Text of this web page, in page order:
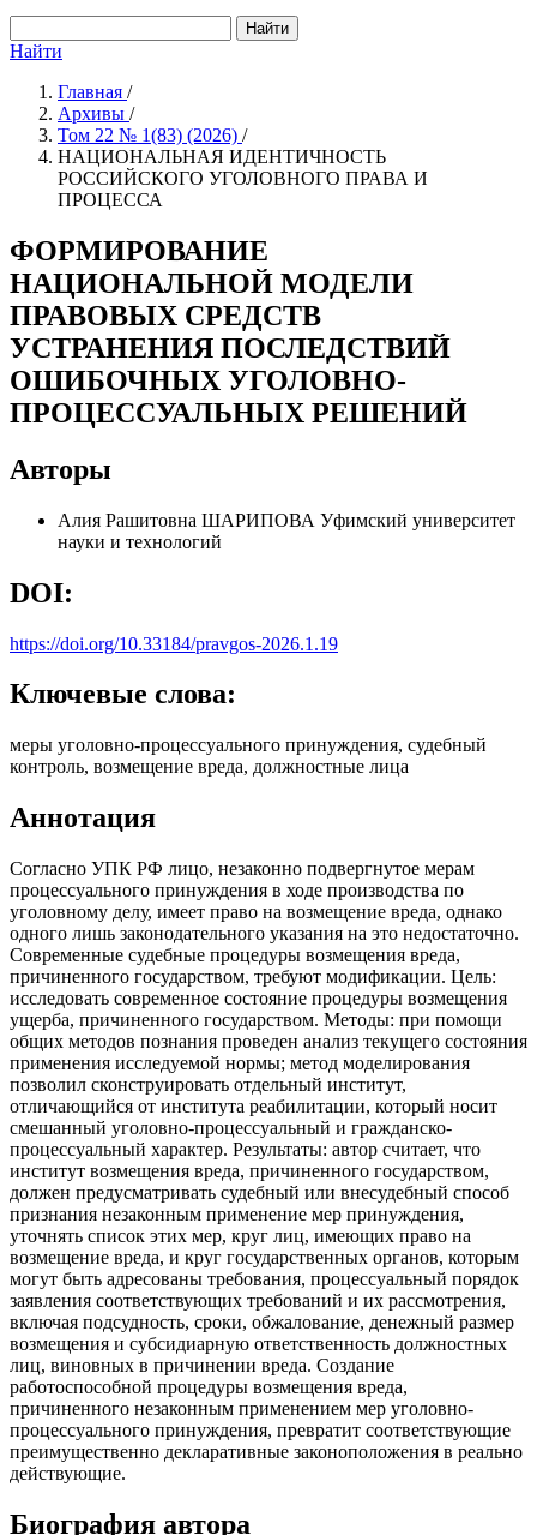
Найти
Найти
Главная /
Архивы /
Том 22 № 1(83) (2026) /
НАЦИОНАЛЬНАЯ ИДЕНТИЧНОСТЬ
РОССИЙСКОГО УГОЛОВНОГО ПРАВА И
ПРОЦЕССА
ФОРМИРОВАНИЕ
НАЦИОНАЛЬНОЙ МОДЕЛИ
ПРАВОВЫХ СРЕДСТВ
УСТРАНЕНИЯ ПОСЛЕДСТВИЙ
ОШИБОЧНЫХ УГОЛОВНО-
ПРОЦЕССУАЛЬНЫХ РЕШЕНИЙ
Авторы
Алия Рашитовна ШАРИПОВА Уфимский университет
науки и технологий
DOI:
https://doi.org/10.33184/pravgos-2026.1.19
Ключевые слова:
меры уголовно-процессуального принуждения, судебный
контроль, возмещение вреда, должностные лица
Аннотация
Согласно УПК РФ лицо, незаконно подвергнутое мерам
процессуального принуждения в ходе производства по
уголовному делу, имеет право на возмещение вреда, однако
одного лишь законодательного указания на это недостаточно.
Современные судебные процедуры возмещения вреда,
причиненного государством, требуют модификации. Цель:
исследовать современное состояние процедуры возмещения
ущерба, причиненного государством. Методы: при помощи
общих методов познания проведен анализ текущего состояния
применения исследуемой нормы; метод моделирования
позволил сконструировать отдельный институт,
отличающийся от института реабилитации, который носит
смешанный уголовно-процессуальный и гражданско-
процессуальный характер. Результаты: автор считает, что
институт возмещения вреда, причиненного государством,
должен предусматривать судебный или внесудебный способ
признания незаконным применение мер принуждения,
уточнять список этих мер, круг лиц, имеющих право на
возмещение вреда, и круг государственных органов, которым
могут быть адресованы требования, процессуальный порядок
заявления соответствующих требований и их рассмотрения,
включая подсудность, сроки, обжалование, денежный размер
возмещения и субсидиарную ответственность должностных
лиц, виновных в причинении вреда. Создание
работоспособной процедуры возмещения вреда,
причиненного незаконным применением мер уголовно-
процессуального принуждения, превратит соответствующие
преимущественно декларативные законоположения в реально
действующие.
Биография автора